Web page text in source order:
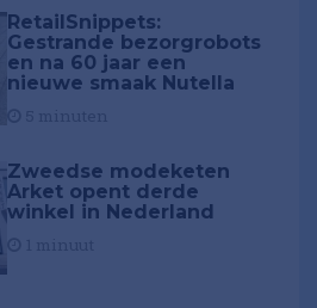
RetailSnippets:
Gestrande bezorgrobots
en na 60 jaar een
nieuwe smaak Nutella
Zweedse modeketen
Arket opent derde
winkel in Nederland